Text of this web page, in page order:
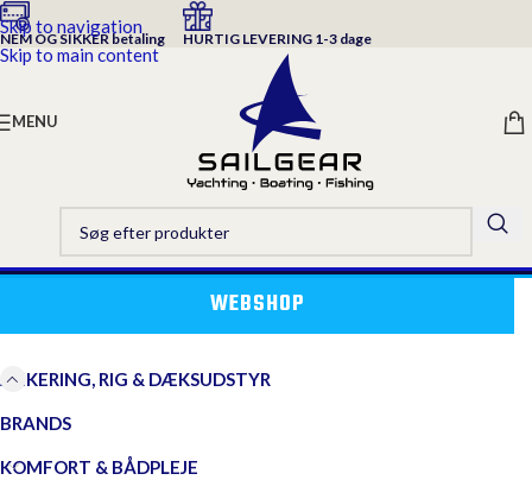
Skip to navigation
Skip to main content
NEM OG SIKKER betaling HURTIG LEVERING 1-3 dage
MENU
WEBSHOP
ANKERING, RIG & DÆKSUDSTYR
BRANDS
KOMFORT & BÅDPLEJE